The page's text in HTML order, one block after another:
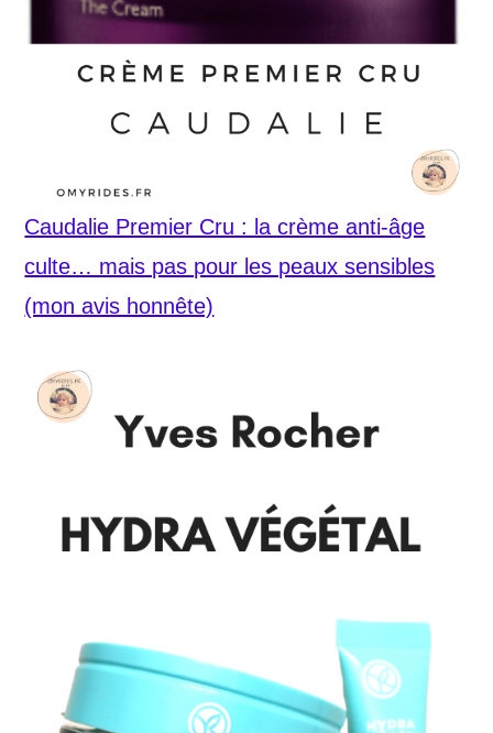
Caudalie Premier Cru : la crème anti-âge
culte… mais pas pour les peaux sensibles
(mon avis honnête)